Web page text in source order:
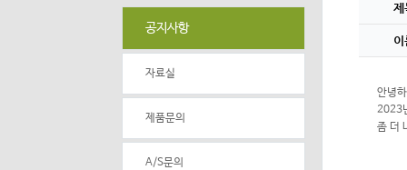
공지사항
자료실
제품문의
A/S문의
제
이
안녕
2023
좀 더